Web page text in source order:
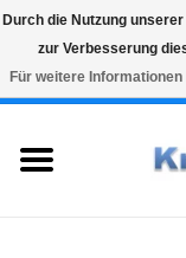
Durch die Nutzung
zur Verbesserung
Für weitere